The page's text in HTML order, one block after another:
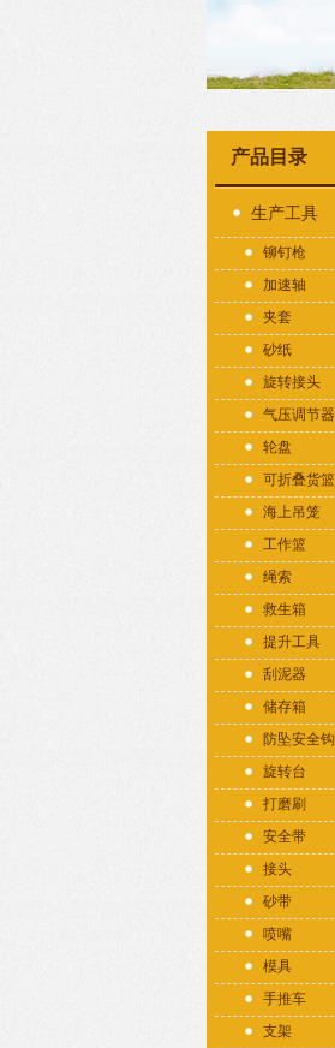
产品目录
生产工具
铆钉枪
加速轴
夹套
砂纸
旋转接头
气压调节器
轮盘
可折叠货篮
海上吊笼
工作篮
绳索
救生箱
提升工具
刮泥器
储存箱
防坠安全钩
旋转台
打磨刷
安全带
接头
砂带
喷嘴
模具
手推车
支架